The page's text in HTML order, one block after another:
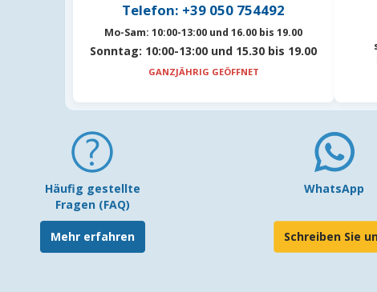
Telefon: +39 050 754492
Mo-Sam: 10:00-13:00 und 16.00 bis 19.00
Sonntag: 10:00-13:00 und 15.30 bis 19.00
GANZJÄHRIG GEÖFFNET
Häufig gestellte
Fragen (FAQ)
Mehr erfahren
WhatsApp
Schreiben Sie